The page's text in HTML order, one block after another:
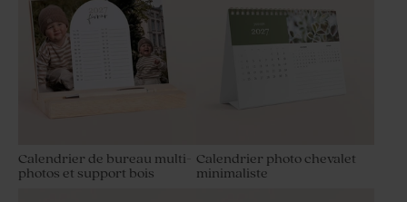
Calendrier de bureau multi-
photos et support bois
Calendrier photo chevalet
minimaliste